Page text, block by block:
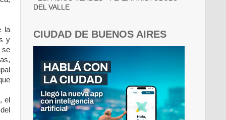
la
y
se
el
DEL VALLE
CIUDAD DE BUENOS AIRES